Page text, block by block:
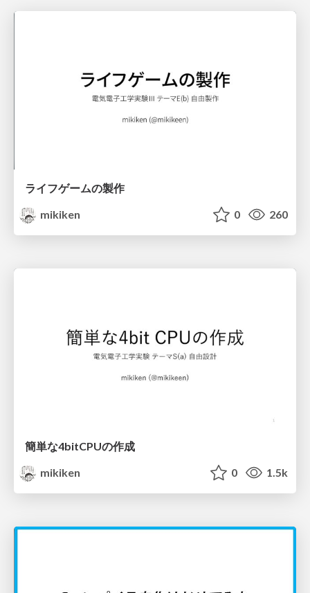
ライフゲームの製作
mikiken
0 260
簡単な4bitCPUの作成
mikiken
0 1.5k